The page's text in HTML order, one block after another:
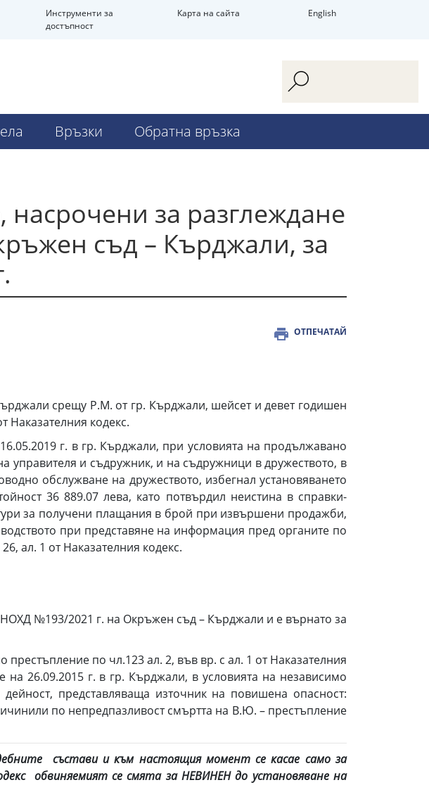
Инструменти за
достъпност
Карта на сайта English
Връзки Обратна връзка
за разглеждане
съд – Кърджали, за
ОТПЕЧАТАЙ
срещу Р.М. от гр. Кърджали, шейсет и девет годишен
Наказателния кодекс.
г. в гр. Кърджали, при условията на продължавано
управителя и съдружник, и на съдружници в дружеството, в
обслужване на дружеството, избегнал установяването
36 889.07 лева, като потвърдил неистина в справки-
за получени плащания в брой при извършени продажби,
при представяне на информация пред органите по
ал. 1 от Наказателния кодекс.
№193/2021 г. на Окръжен съд – Кърджали и е върнато за
по чл.123 ал. 2, във вр. с ал. 1 от Наказателния
26.09.2015 г. в гр. Кърджали, в условията на независимо
представляваща източник на повишена опасност:
по непредпазливост смъртта на В.Ю. – престъпление
състави и към настоящия момент се касае само за
обвиняемият се смята за НЕВИНЕН до установяване на